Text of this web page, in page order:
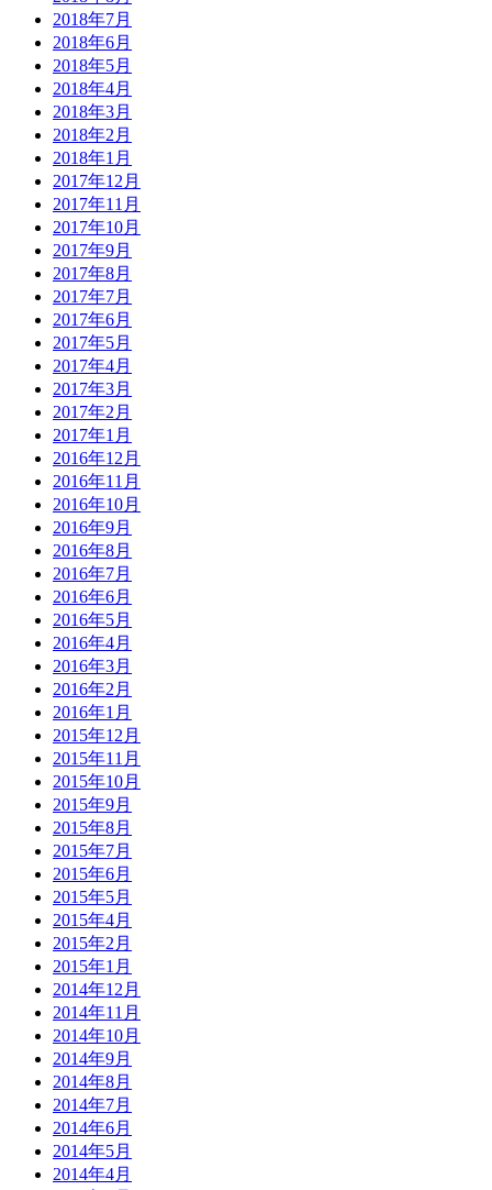
2018年7月
2018年6月
2018年5月
2018年4月
2018年3月
2018年2月
2018年1月
2017年12月
2017年11月
2017年10月
2017年9月
2017年8月
2017年7月
2017年6月
2017年5月
2017年4月
2017年3月
2017年2月
2017年1月
2016年12月
2016年11月
2016年10月
2016年9月
2016年8月
2016年7月
2016年6月
2016年5月
2016年4月
2016年3月
2016年2月
2016年1月
2015年12月
2015年11月
2015年10月
2015年9月
2015年8月
2015年7月
2015年6月
2015年5月
2015年4月
2015年2月
2015年1月
2014年12月
2014年11月
2014年10月
2014年9月
2014年8月
2014年7月
2014年6月
2014年5月
2014年4月